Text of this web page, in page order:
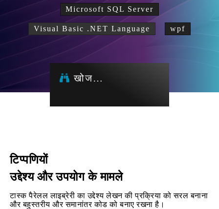
Microsoft SQL Server
Visual Basic .NET Language wpf
खोज…
टिप्पणियों
उद्देश्य और उपयोग के मामले
टास्क पैरेलल लाइब्रेरी का उद्देश्य लेखन की प्रक्रिया को सरल बनाना
और बहुस्तरीय और समानांतर कोड को बनाए रखना है।